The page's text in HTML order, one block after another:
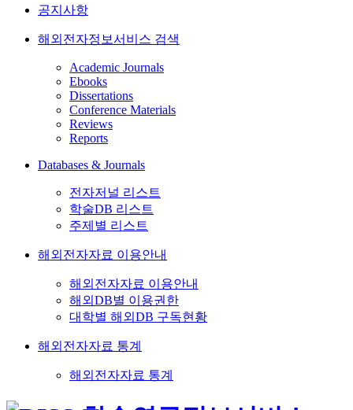
공지사항
해외전자정보서비스 검색
Academic Journals
Ebooks
Dissertations
Conference Materials
Reviews
Reports
Databases & Journals
전자저널 리스트
학술DB 리스트
주제별 리스트
해외전자자료 이용안내
해외전자자료 이용안내
해외DB별 이용권한
대학별 해외DB 구독현황
해외전자자료 통계
해외전자자료 통계